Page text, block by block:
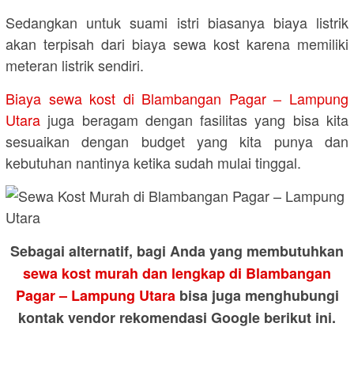
Sedangkan untuk suami istri biasanya biaya listrik
akan terpisah dari biaya sewa kost karena memiliki
meteran listrik sendiri.
Biaya sewa kost di Blambangan Pagar – Lampung
Utara juga beragam dengan fasilitas yang bisa kita
sesuaikan dengan budget yang kita punya dan
kebutuhan nantinya ketika sudah mulai tinggal.
Sebagai alternatif, bagi Anda yang membutuhkan
sewa kost murah dan lengkap di Blambangan
Pagar – Lampung Utarabisa juga menghubungi
kontak vendor rekomendasi Google berikut ini.